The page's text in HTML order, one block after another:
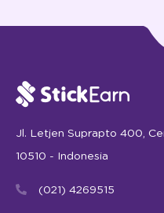
Jl. Letjen Suprapto 400,
10510 - Indonesia
(021) 4269515